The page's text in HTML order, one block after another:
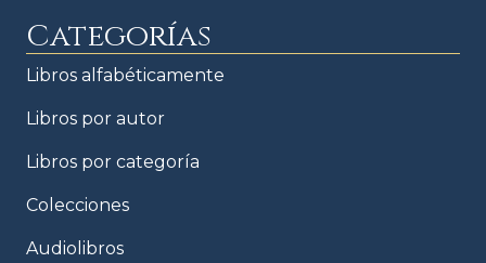
Categorías
Libros alfabéticamente
Libros por autor
Libros por categoría
Colecciones
Audiolibros